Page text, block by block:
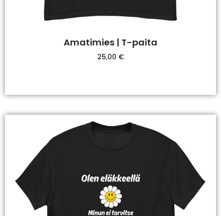
Amatimies | T-paita
25,00 €